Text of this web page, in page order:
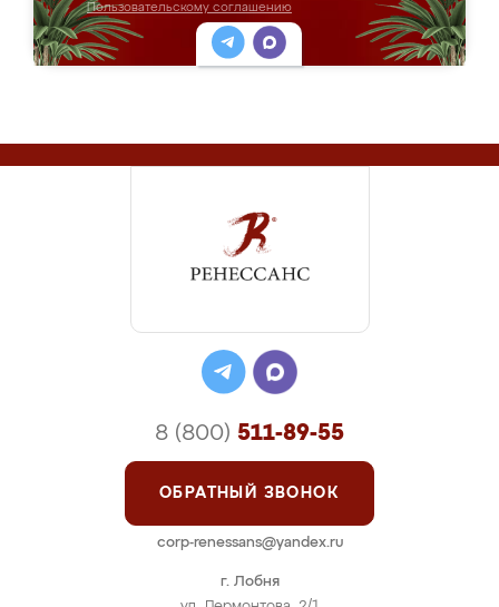
Пользовательскому соглашению
г. Лобня
8 (800) 511-89-55
ОБРАТНЫЙ ЗВОНОК
corp-renessans@yandex.ru